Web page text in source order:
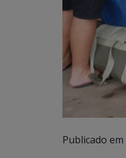
Publicado em